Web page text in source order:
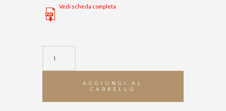
Vedi scheda completa
Magliocco
AGGIUNGI AL
CARRELLO